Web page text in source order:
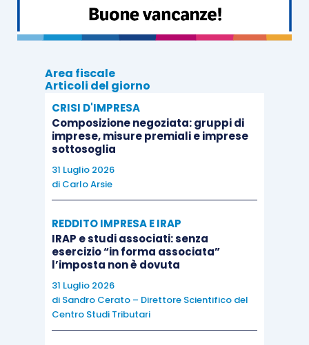
dichiarazione sostitutiva di atto di
notorietàprevista per i rimborsi di
soggetti all’obbligo del
conformitào alla
dell’organo di controllo contabile
attesta:
la sussistenza delle condizioni di cui alle
a)eb)delcomma 3dell’articolo 38-bis
D.P.R. 633/1972, prendendo a riferimento
la sommatoria dei valori di ciascun
partecipante al gruppo
laregolarità dei versamenti
contributi previdenziali e assicurativi
cui alla successiva
Area fiscale
Articoli del giorno
CRISI D'IMPRESA
Composizione negoziata: gruppi di
imprese, misure premiali e imprese
sottosoglia
31 Luglio 2026
di Carlo Arsie
REDDITO IMPRESA E IRAP
IRAP e studi associati: senza
esercizio “in forma associata”
l’imposta non è dovuta
31 Luglio 2026
di Sandro Cerato – Direttore Scientifico del
Centro Studi Tributari